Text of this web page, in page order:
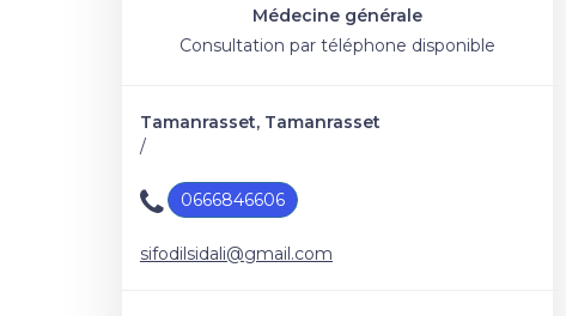
Médecine générale
Consultation par téléphone disponible
Tamanrasset, Tamanrasset
/
0666846606
sifodilsidali@gmail.com